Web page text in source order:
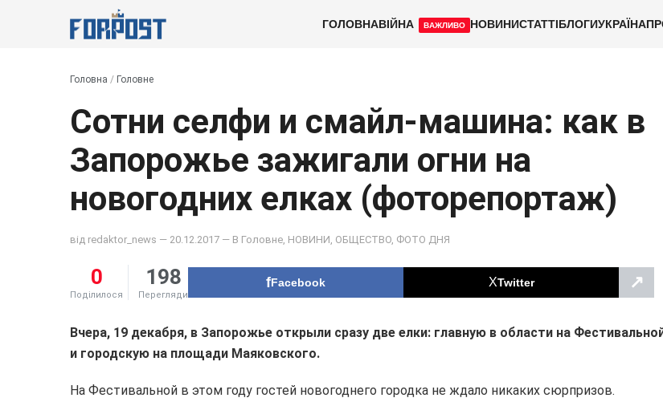
ГОЛОВНАВІЙНА ВАЖЛИВО НОВИНИСТАТТІБЛОГИУКРАЇНА
Головна / Головне
Сотни селфи и смайл-машина: как в
Запорожье зажигали огни на
новогодних елках (фоторепортаж)
від redaktor_news — 20.12.2017 — В Головне НОВИНИ ОБЩЕСТВО ФОТО ДНЯ
0
Поділилося
198
Перегляди
Facebook Twitter ↗
Вчера, 19 декабря, в Запорожье открыли сразу две елки: главную в области на
и городскую на площади Маяковского.
На Фестивальной в этом году гостей новогоднего городка не ждало никаких сюрпризов.